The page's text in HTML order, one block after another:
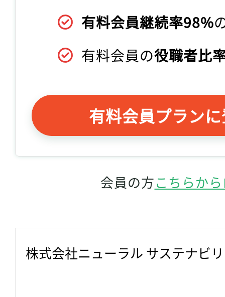
有料会員継続率98%
有料会員の役職者比
有料会員プラン
会員の方こちらか
株式会社ニューラル サステナビ